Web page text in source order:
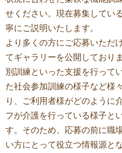
せください。現在募集してい
寧にご説明いたします。
より多くの方にご応募いただ
てギャラリーを公開しており
別訓練といった支援を行って
た社会参加訓練の様子など様
り、ご利用者様がどのように
フが介護を行っている様子と
す。そのため、応募の前に職
い方にとって役立つ情報源と